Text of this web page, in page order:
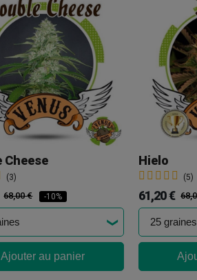
Cheese
(3)
68,00 € -10%
Ajouter au panier
Hielo
(5)
61,20 €